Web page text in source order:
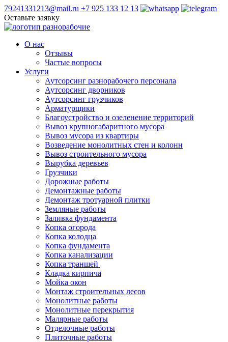
79241331213@mail.ru +7 925 133 12 13
Оставьте заявку
О нас
Отзывы
Частые вопросы
Услуги
Аутсорсинг разнорабочего персонала
Аутсорсинг дворников
Аутсорсинг грузчиков
Арматурщики
Благоустройство и озеленение территорий
Вывоз крупногабаритного мусора
Вывоз мусора из квартиры
Возведение монолитных стен и колонн
Вывоз строительного мусора
Вырубка деревьев
Грузчики
Дорожные работы
Демонтажные работы
Демонтаж тротуарной плитки
Земляные работы
Заливка фундамента
Копка огорода
Копка колодца
Копка фундамента
Копка канализации
Копка траншей
Кладка кирпича
Мойка окон
Монтаж строительных лесов
Монолитные работы
Монолитные перекрытия
Малярные работы
Отделочные работы
Плиточные работы